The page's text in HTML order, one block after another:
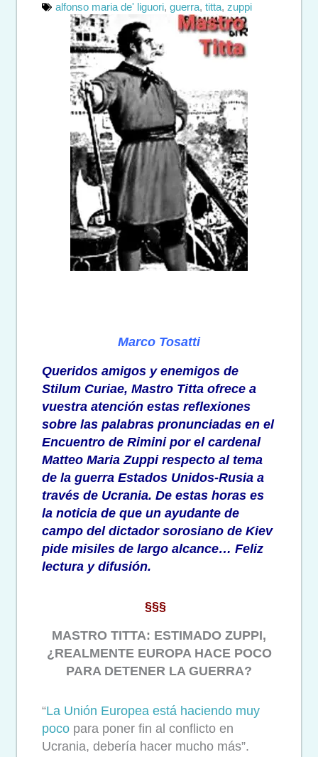
alfonso maria de' liguori, guerra, titta, zuppi
Marco Tosatti
Queridos amigos y enemigos de
Stilum Curiae, Mastro Titta ofrece a
vuestra atención estas reflexiones
sobre las palabras pronunciadas en el
Encuentro de Rimini por el cardenal
Matteo Maria Zuppi respecto al tema
de la guerra Estados Unidos-Rusia a
través de Ucrania. De estas horas es
la noticia de que un ayudante de
campo del dictador sorosiano de Kiev
pide misiles de largo alcance… Feliz
lectura y difusión.
§§§
MASTRO TITTA: ESTIMADO ZUPPI,
¿REALMENTE EUROPA HACE POCO
PARA DETENER LA GUERRA?
“La Unión Europea está haciendo muy
poco para poner fin al conflicto en
Ucrania, debería hacer mucho más”.